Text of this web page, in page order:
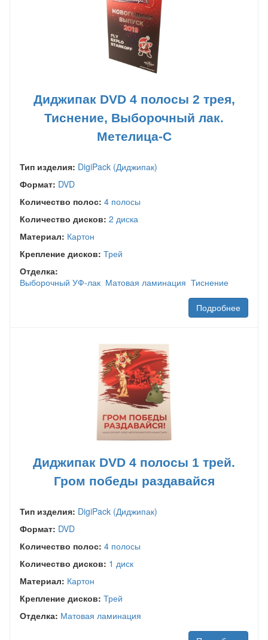
Диджипак DVD 4 полосы 2 трея,
Тиснение, Выборочный лак.
Метелица-С
Тип изделия: DigiPack (Диджипак)
Формат: DVD
Количество полос: 4 полосы
Количество дисков: 2 диска
Материал: Картон
Крепление дисков: Трей
Отделка:
Выборочный УФ-лак Матовая ламинация Тиснение
Подробнее
Диджипак DVD 4 полосы 1 трей.
Гром победы раздавайся
Тип изделия: DigiPack (Диджипак)
Формат: DVD
Количество полос: 4 полосы
Количество дисков: 1 диск
Материал: Картон
Крепление дисков: Трей
Отделка: Матовая ламинация